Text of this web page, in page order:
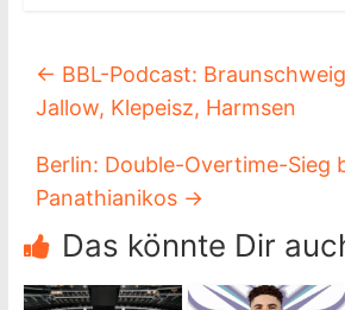
← BBL-Podcast:
Jallow, Klepeisz, Harmsen
Berlin: Double-Overtime-Sieg
Panathianikos →
Das könnte Dir